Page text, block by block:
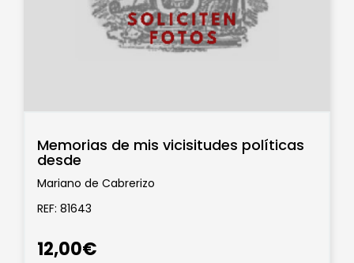
Memorias de mis vicisitudes políticas
desde
Mariano de Cabrerizo
REF: 81643
12,00€